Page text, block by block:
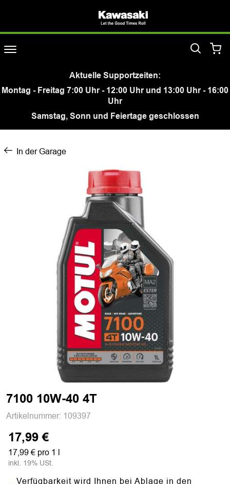
Aktuelle Supportzeiten:
Montag - Freitag 7:00 Uhr - 12:00 Uhr und 13:00 Uhr - 16:00
Uhr
Samstag, Sonn und Feiertage geschlossen
In der Garage
7100 10W-40 4T
Artikelnummer: 109397
17,99 €
17,99 € pro 1 l
inkl. 19% USt.
Verfügbarkeit wird Ihnen bei Ablage in den